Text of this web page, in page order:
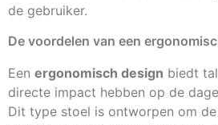
de gebruiker.
De voordelen van een
Een ergonomisch design biedt
directe impact hebben op de
Dit type stoel is ontworpen om